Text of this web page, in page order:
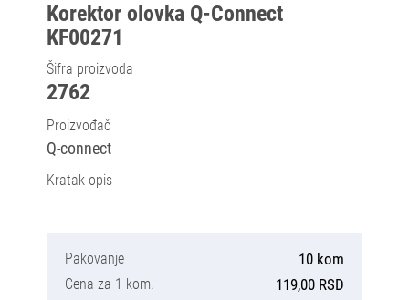
Korektor olovka Q-Connect
KF00271
Šifra proizvoda
2762
Proizvođač
Q-connect
Kratak opis
Pakovanje 10 kom
Cena za 1 kom. 119,00 RSD